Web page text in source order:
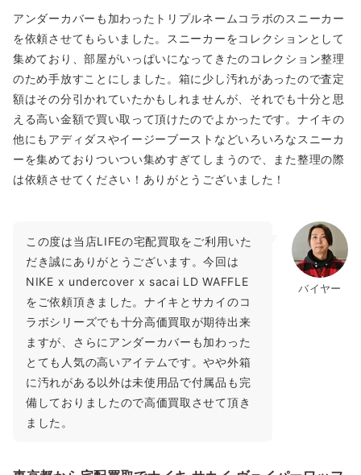
アンダーカバーも加わったトリプルネームコラボのスニーカー
を依頼させてもらいました。スニーカーをコレクションとして
集めており、部屋がいっぱいになってきたのコレクション整理
のため手放すことにしました。箱に少し汚れがあったので査定
額はその分引かれていたかもしれませんが、それでも十分と思
える高い金額で買い取って頂けたのでよかったです。ナイキの
他にもアディダスやイージーブーストなどいろいろなスニーカ
ーを集めておりついつい集めすぎてしまうので、また整理の際
は依頼させてください！ありがとうございました！
バイヤー
この度は当店LIFEの宅配買取をご利用いた
だき誠にありがとうございます。今回は
NIKE x undercover x sacai LD WAFFLE
をご依頼頂きました。ナイキとサカイのコ
ラボシリーズでも十分高価買取が期待出来
ますが、さらにアンダーカバーも加わった
とても人気の高いアイテムです。やや外箱
に汚れがある以外は未使用品で付属品も完
備しておりましたので高価買取させて頂き
ました。